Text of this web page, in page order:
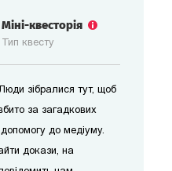
Тип квесту
Міні-квесторія
зібралися тут, щоб
за загадкових
до медіуму.
докази, на